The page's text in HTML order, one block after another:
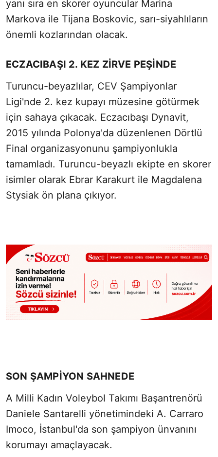
yanı sıra en skorer oyuncular Marina
Markova ile Tijana Boskovic, sarı-siyahlıların
önemli kozlarından olacak.
ECZACIBAŞI 2. KEZ ZİRVE PEŞİNDE
Turuncu-beyazlılar, CEV Şampiyonlar
Ligi'nde 2. kez kupayı müzesine götürmek
için sahaya çıkacak. Eczacıbaşı Dynavit,
2015 yılında Polonya'da düzenlenen Dörtlü
Final organizasyonunu şampiyonlukla
tamamladı. Turuncu-beyazlı ekipte en skorer
isimler olarak Ebrar Karakurt ile Magdalena
Stysiak ön plana çıkıyor.
SON ŞAMPİYON SAHNEDE
A Milli Kadın Voleybol Takımı Başantrenörü
Daniele Santarelli yönetimindeki A. Carraro
Imoco, İstanbul'da son şampiyon ünvanını
korumayı amaçlayacak.